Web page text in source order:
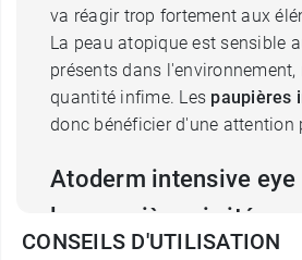
va réagir trop fortement aux
La peau atopique est sensible
présents dans l'environnement,
quantité infime. Les paupières
donc bénéficier d'une attention
Atoderm intensive eye
les paupières irritées
CONSEILS D'UTILISATION